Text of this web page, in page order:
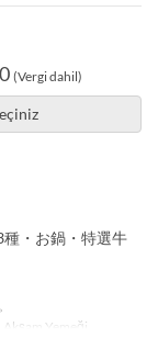
(Vergi dahil)
・お鍋・特選牛
Yemeği